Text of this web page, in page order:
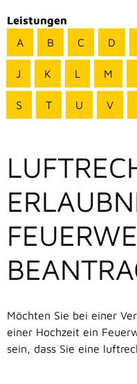
Leistungen
A
B C D
J K L M
S T U V
Möchten Sie bei einer
einer Hochzeit ein
sein, dass Sie eine